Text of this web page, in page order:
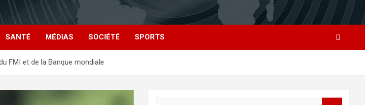
SANTÉ MÉDIAS SOCIÉTÉ SPORTS
FMI et de la Banque mondiale